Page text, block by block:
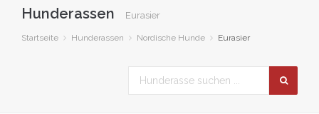
Hunderassen Eurasier
Startseite Hunderassen Nordische Hunde Eurasier